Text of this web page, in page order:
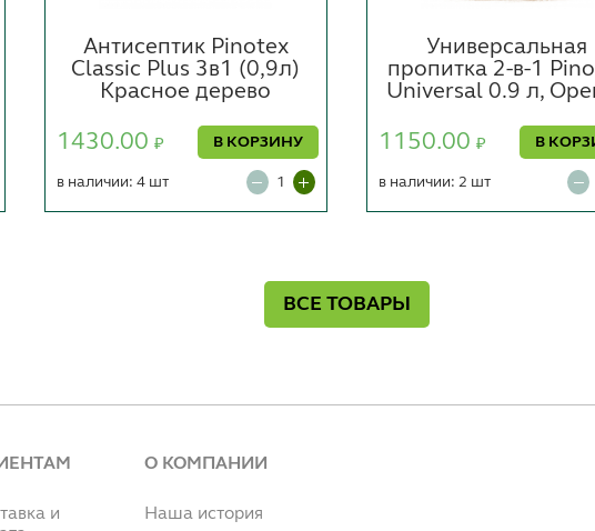
Антисептик Pinotex
Classic Plus 3в1 (0,9л)
Красное дерево
1430.00 ₽ В КОРЗИНУ
в наличии: 4 шт
Универсальная
пропитка 2-в-1
Universal 0.9 л,
1150.00 ₽ В
в наличии: 2 шт
ВСЕ ТОВАРЫ
и
О КОМПАНИИ
Наша история